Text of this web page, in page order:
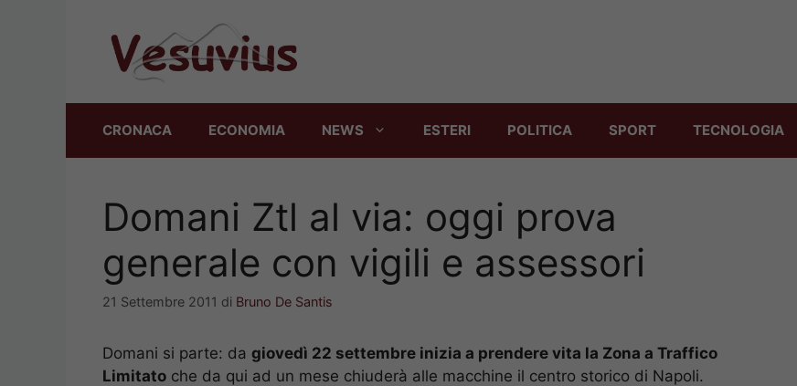
CRONACA ECONOMIA NEWS ESTERI POLITICA SPORT TECNOLOGIA
Domani Ztl al via: oggi prova
generale con vigili e assessori
21 Settembre 2011 di Bruno De Santis
Domani si parte: da giovedì 22 settembre inizia a prendere vita la Zona a Traffico
Limitato che da qui ad un mese chiuderà alle macchine il centro storico di Napoli.